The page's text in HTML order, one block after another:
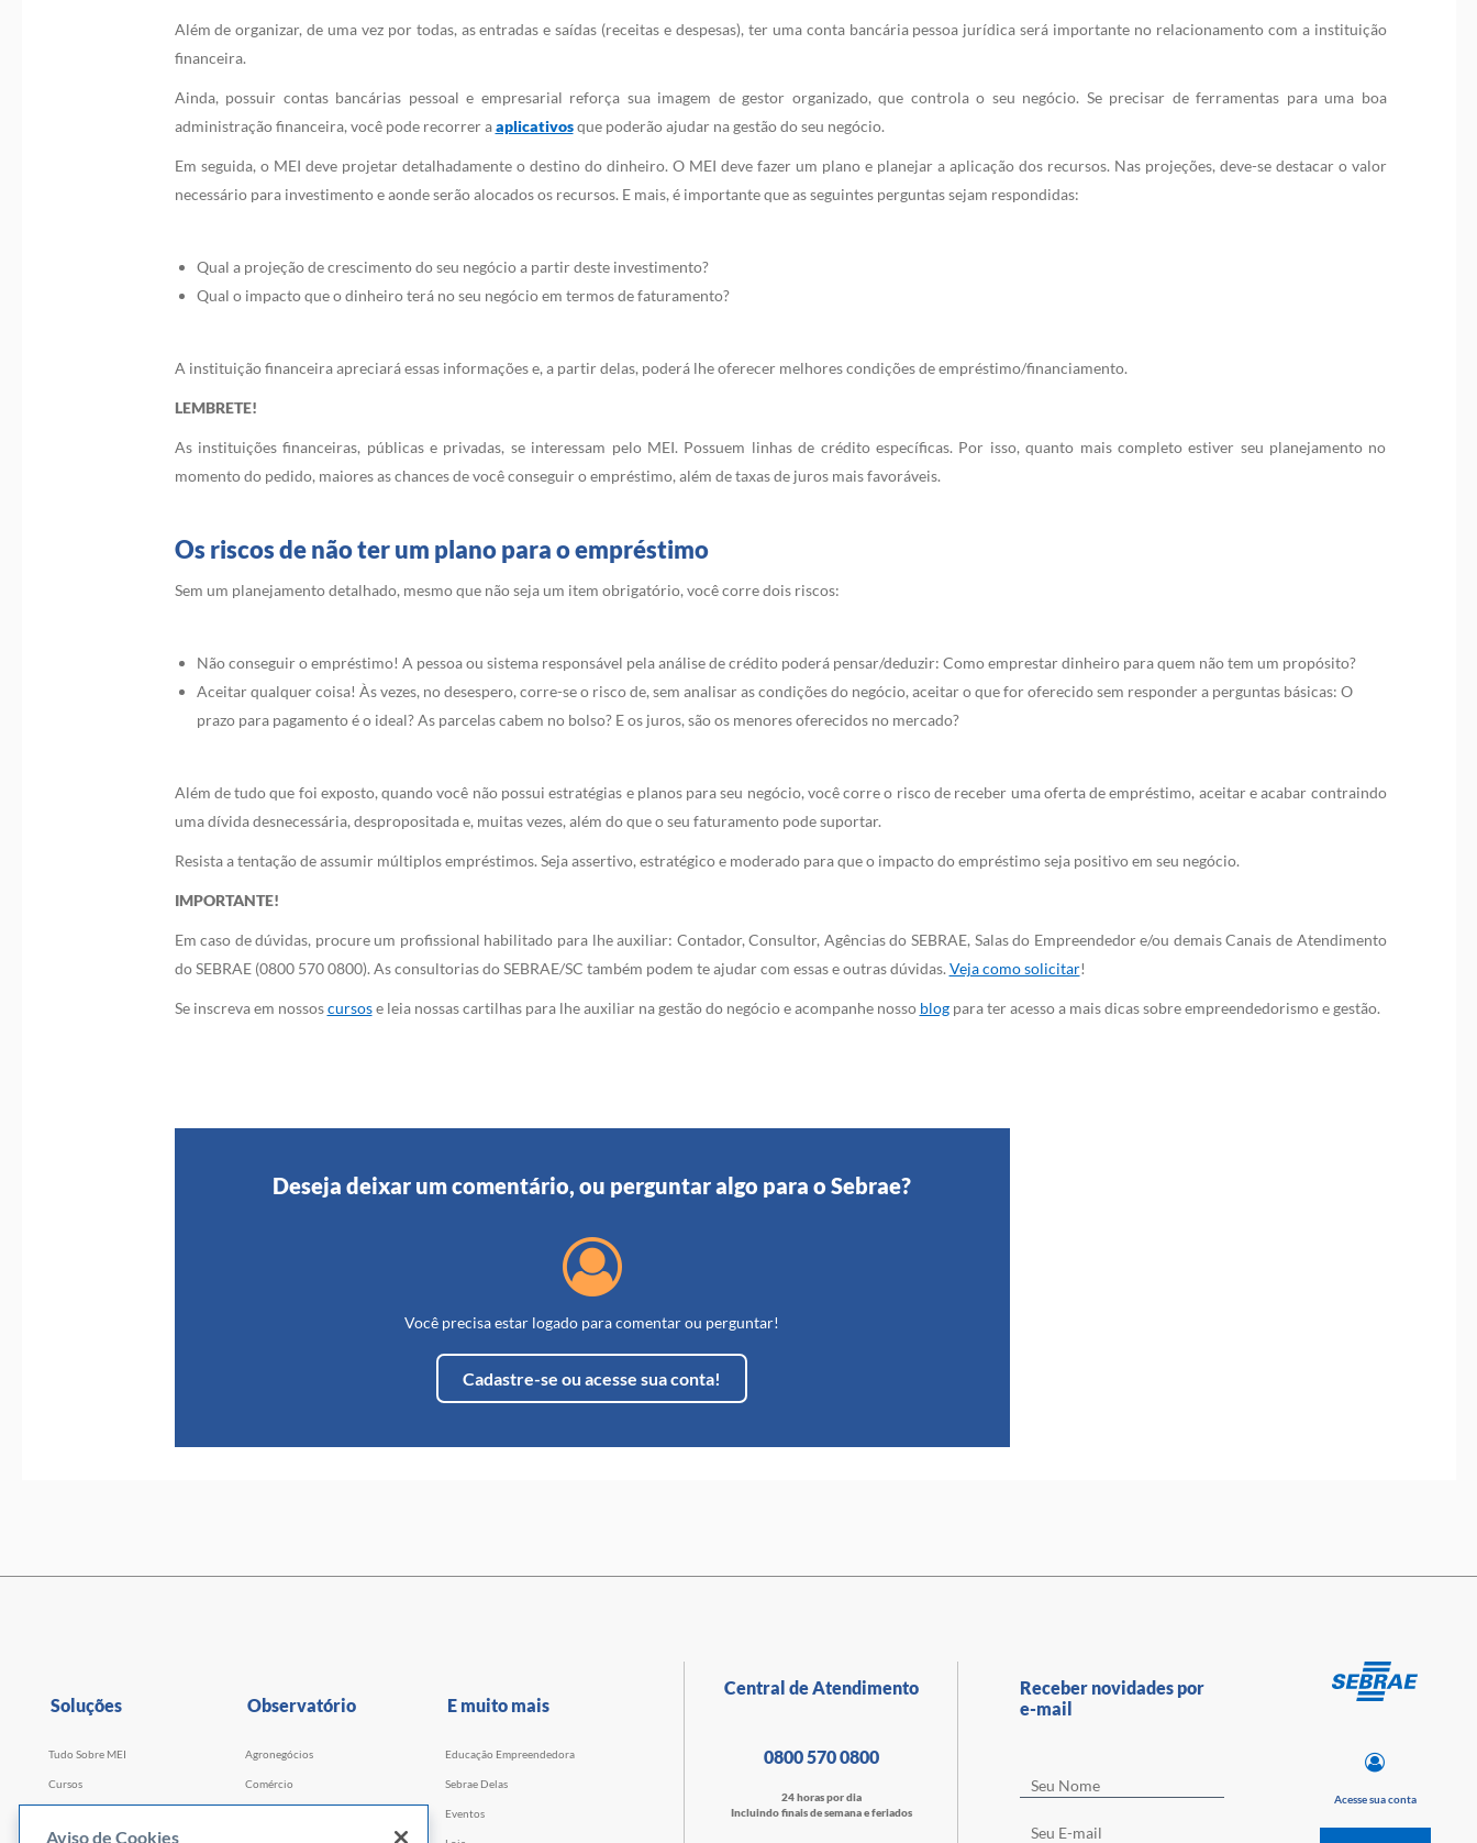
Além de organizar, de uma vez por todas, as entradas e saídas (receitas e despesas), ter uma conta bancária pessoa jurídica será importante no relacionamento com a instituição
financeira.
Ainda, possuir contas bancárias pessoal e empresarial reforça sua imagem de gestor organizado, que controla o seu negócio. Se precisar de ferramentas para uma boa
administração financeira, você pode recorrer aaplicativosque poderão ajudar na gestão do seu negócio.
Em seguida, o MEI deve projetar detalhadamente o destino do dinheiro. O MEI deve fazer um plano e planejar a aplicação dos recursos. Nas projeções, deve-se destacar o valor
necessário para investimento e aonde serão alocados os recursos. E mais, é importante que as seguintes perguntas sejam respondidas:
Qual a projeção de crescimento do seu negócio a partir deste investimento?
Qual o impacto que o dinheiro terá no seu negócio em termos de faturamento?
A instituição financeira apreciará essas informações e, a partir delas, poderá lhe oferecer melhores condições de empréstimo/financiamento.
LEMBRETE!
As instituições financeiras, públicas e privadas, se interessam pelo MEI. Possuem linhas de crédito específicas. Por isso, quanto mais completo estiver seu planejamento no
momento do pedido, maiores as chances de você conseguir o empréstimo, além de taxas de juros mais favoráveis.
Os riscos de não ter um plano para o empréstimo
Sem um planejamento detalhado, mesmo que não seja um item obrigatório, você corre dois riscos:
Não conseguir o empréstimo! A pessoa ou sistema responsável pela análise de crédito poderá pensar/deduzir: Como emprestar dinheiro para quem não tem um propósito?
Aceitar qualquer coisa! Às vezes, no desespero, corre-se o risco de, sem analisar as condições do negócio, aceitar o que for oferecido sem responder a perguntas básicas: O
prazo para pagamento é o ideal? As parcelas cabem no bolso? E os juros, são os menores oferecidos no mercado?
Além de tudo que foi exposto, quando você não possui estratégias e planos para seu negócio, você corre o risco de receber uma oferta de empréstimo, aceitar e acabar contraindo
uma dívida desnecessária, despropositada e, muitas vezes, além do que o seu faturamento pode suportar.
Resista a tentação de assumir múltiplos empréstimos. Seja assertivo, estratégico e moderado para que o impacto do empréstimo seja positivo em seu negócio.
IMPORTANTE!
Em caso de dúvidas, procure um profissional habilitado para lhe auxiliar: Contador, Consultor, Agências do SEBRAE, Salas do Empreendedor e/ou demais Canais de Atendimento
do SEBRAE (0800 570 0800). As consultorias do SEBRAE/SC também podem te ajudar com essas e outras dúvidas. Veja como solicitar!
Se inscreva em nossoscursose leia nossas cartilhas para lhe auxiliar na gestão do negócio e acompanhe nosso blogpara ter acesso a mais dicas sobre empreendedorismo e gestão.
Deseja deixar um comentário, ou perguntar algo para o Sebrae?
Você precisa estar logado para comentar ou perguntar!
Cadastre-se ou acesse sua conta!
Soluções
Tudo Sobre MEI
Cursos
Observatório
Agronegócios
Comércio
E muito mais
Educação Empreendedora
Sebrae Delas
Eventos
Central de Atendimento
0800 570 0800
24 horas por dia
Incluindo finais de semana e feriados
Receber novidades por
e-mail
Acesse sua conta
Aviso de Cookies